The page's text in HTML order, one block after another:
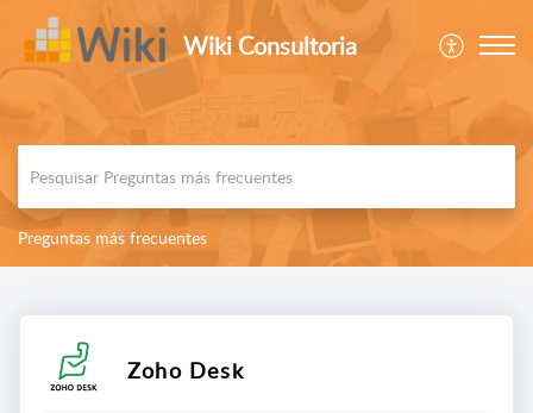
Wiki Consultoria
Preguntas más frecuentes
Zoho Desk